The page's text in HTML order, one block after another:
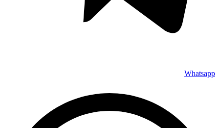
Whatsapp